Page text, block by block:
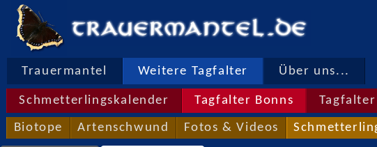
Trauermantel Weitere Tagfalter Über uns...
Schmetterlingskalender Tagfalter Bonns
Biotope Artenschwund Fotos & Videos